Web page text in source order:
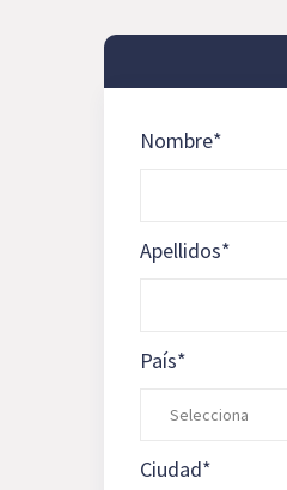
Nombre*
Apellidos*
País*
Ciudad*